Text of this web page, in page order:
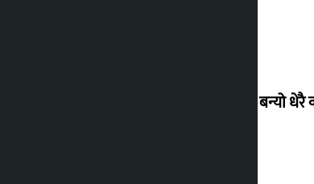
‘गौंथली’ बन्यो